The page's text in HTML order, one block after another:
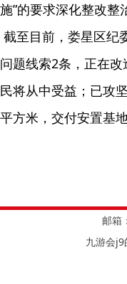
施”的要求深化整改整
截至目前，娄星区纪
问题线索2条，正在
民将从中受益；已攻
平方米，交付安置基
邮箱：
九游会j9